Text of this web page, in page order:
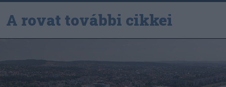
A rovat további cikkei